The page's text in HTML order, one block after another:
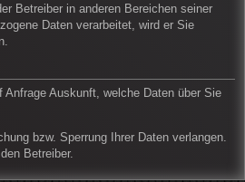
Betreiber in anderen Bereichen seiner
Daten verarbeitet, wird er Sie
Anfrage Auskunft, welche Daten über Sie
bzw. Sperrung Ihrer Daten verlangen.
Betreiber.